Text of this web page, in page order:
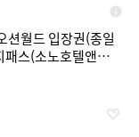
션월드 입장권(종일
스(소노호텔앤리